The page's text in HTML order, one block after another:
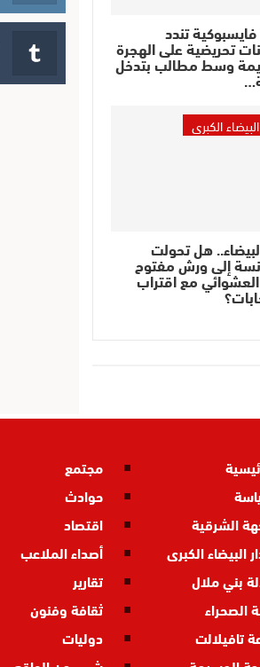
تندد
تحريضية على الهجرة
وسط مطالب بتدخل
الكبرى
هل تحولت
إلى ورش مفتوح
العشوائي مع اقتراب
الشرقية
البيضاء الكبرى
بني ملال
الصحراء
تافيلالت
مجتمع
حوادث
اقتصاد
أصداء الملاعب
تقارير
ثقافة وفنون
دوليات